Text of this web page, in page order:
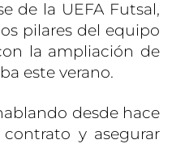
de la UEFA Futsal,
pilares del equipo
la ampliación de
este verano.
desde hace
y asegurar